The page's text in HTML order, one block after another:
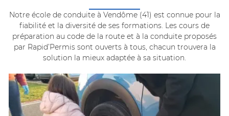
Notre école de conduite à Vendôme (41) est connue pour la
fiabilité et la diversité de ses formations. Les cours de
préparation au code de la route et à la conduite proposés
par Rapid’Permis sont ouverts à tous, chacun trouvera la
solution la mieux adaptée à sa situation.